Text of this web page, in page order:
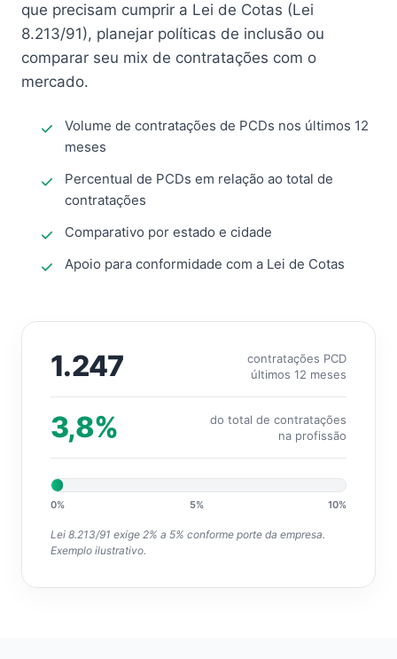
que precisam cumprir a Lei de Cotas (Lei
8.213/91), planejar políticas de inclusão ou
comparar seu mix de contratações com o
mercado.
Volume de contratações de PCDs nos últimos 12
meses
Percentual de PCDs em relação ao total de
contratações
Comparativo por estado e cidade
Apoio para conformidade com a Lei de Cotas
1.247
contratações PCD
últimos 12 meses
3,8%
do total de contratações
na profissão
0% 5% 10%
Lei 8.213/91 exige 2% a 5% conforme porte da empresa.
Exemplo ilustrativo.